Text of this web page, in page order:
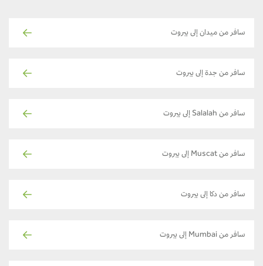
سافر من ميدان إلى بيروت
سافر من جدة إلى بيروت
سافر من Salalah إلى بيروت
سافر من Muscat إلى بيروت
سافر من دكا إلى بيروت
سافر من Mumbai إلى بيروت